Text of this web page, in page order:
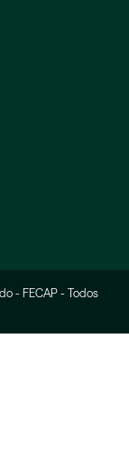
- FECAP - Todos